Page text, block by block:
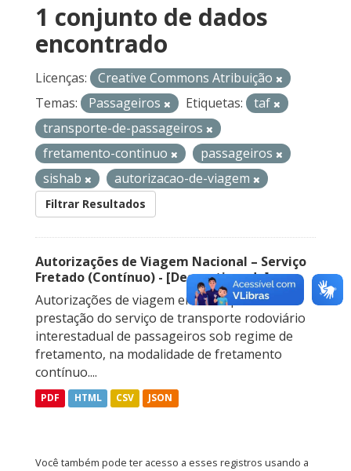
1 conjunto de dados
encontrado
Licenças:
Creative Commons Atribuição
Temas:
Passageiros Etiquetas:
taf
transporte-de-passageiros
fretamento-continuo
passageiros
sishab
autorizacao-de-viagem
Filtrar Resultados
Autorizações de Viagem Nacional – Serviço
Fretado (Contínuo) - [Descontinuado]
Autorizações de viagem emitidas para a
prestação do serviço de transporte rodoviário
interestadual de passageiros sob regime de
fretamento, na modalidade de fretamento
contínuo....
PDF HTML CSV JSON
Você também pode ter acesso a esses registros usando a